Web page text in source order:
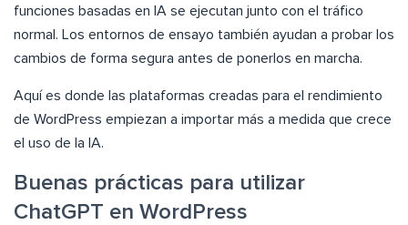
funciones basadas en IA se ejecutan junto con el tráfico
normal. Los entornos de ensayo también ayudan a probar los
cambios de forma segura antes de ponerlos en marcha.
Aquí es donde las plataformas creadas para el rendimiento
de WordPress empiezan a importar más a medida que crece
el uso de la IA.
Buenas prácticas para utilizar
ChatGPT en WordPress